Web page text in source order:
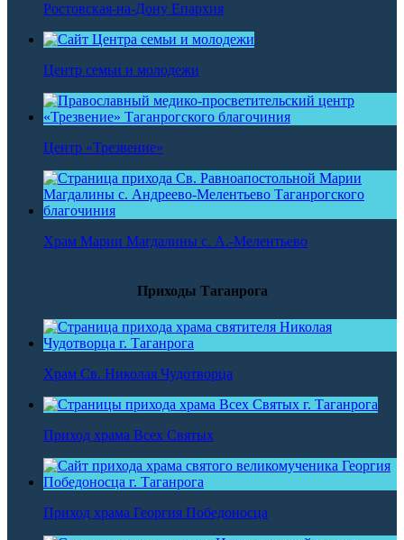
Ростовская-на-Дону Епархия
Центр семьи и молодежи
Центр «Трезвение»
Храм Марии Магдалины с. А.-Мелентьево
Приходы Таганрога
Храм Св. Николая Чудотворца
Приход храма Всех Святых
Приход храма Георгия Победоносца